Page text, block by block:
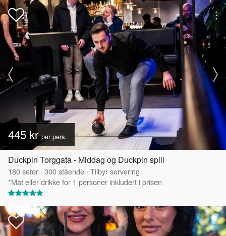
445 krper pers.
Duckpin Torggata - Middag og Duckpin spill
180seter · 300stående · Tilbyr servering
*Mat eller drikke for 1 personer inkludert i prisen